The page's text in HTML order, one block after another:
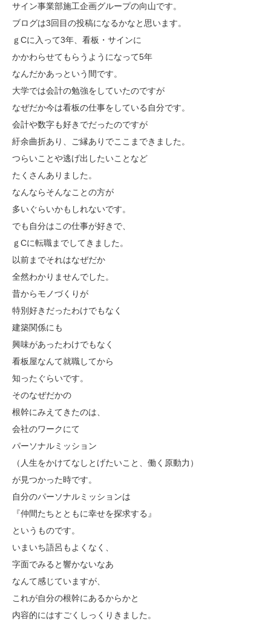
サイン事業部施工企画グループの向山です。
ブログは3回目の投稿になるかなと思います。
ｇCに入って3年、看板・サインに
かかわらせてもらうようになって5年
なんだかあっという間です。
大学では会計の勉強をしていたのですが
なぜだか今は看板の仕事をしている自分です。
会計や数字も好きでだったのですが
紆余曲折あり、ご縁ありでここまできました。
つらいことや逃げ出したいことなど
たくさんありました。
なんならそんなことの方が
多いぐらいかもしれないです。
でも自分はこの仕事が好きで、
ｇCに転職までしてきました。
以前までそれはなぜだか
全然わかりませんでした。
昔からモノづくりが
特別好きだったわけでもなく
建築関係にも
興味があったわけでもなく
看板屋なんて就職してから
知ったぐらいです。
そのなぜだかの
根幹にみえてきたのは、
会社のワークにて
パーソナルミッション
（人生をかけてなしとげたいこと、働く原動力）
が見つかった時です。
自分のパーソナルミッションは
『仲間たちとともに幸せを探求する』
というものです。
いまいち語呂もよくなく、
字面でみると響かないなあ
なんて感じていますが、
これが自分の根幹にあるからかと
内容的にはすごくしっくりきました。